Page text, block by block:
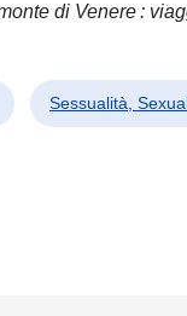
di Venere :
Sessualità,